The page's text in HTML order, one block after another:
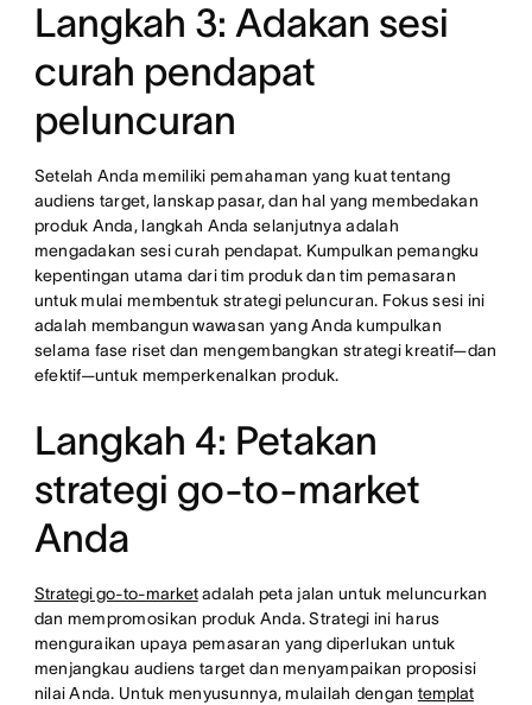
Langkah 3: Adakan sesi
curah pendapat
peluncuran
Setelah Anda memiliki pemahaman yang kuat tentang
audiens target, lanskap pasar, dan hal yang membedakan
produk Anda, langkah Anda selanjutnya adalah
mengadakan sesi curah pendapat. Kumpulkan pemangku
kepentingan utama dari tim produk dan tim pemasaran
untuk mulai membentuk strategi peluncuran. Fokus sesi ini
adalah membangun wawasan yang Anda kumpulkan
selama fase riset dan mengembangkan strategi kreatif—dan
efektif—untuk memperkenalkan produk.
Langkah 4: Petakan
strategi go-to-market
Anda
Strategi go-to-marketadalah peta jalan untuk meluncurkan
dan mempromosikan produk Anda. Strategi ini harus
menguraikan upaya pemasaran yang diperlukan untuk
menjangkau audiens target dan menyampaikan proposisi
nilai Anda. Untuk menyusunnya, mulailah dengan templat